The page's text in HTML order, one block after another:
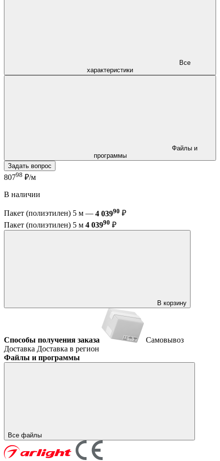
характеристики
программы
Задать вопрос
80798 ₽/м
В наличии
Пакет (полиэтилен) 5 м — 4 03990 ₽
Пакет (полиэтилен) 5 м 4 03990 ₽
В корзину
Способы получения заказа
Самовывоз
Доставка Доставка в регион
Файлы и программы
Все файлы